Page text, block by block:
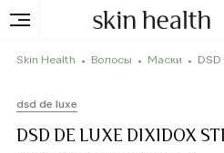
Skin Health Волосы Маски
dsd de luxe
DSD DE LUXE DIXIDOX